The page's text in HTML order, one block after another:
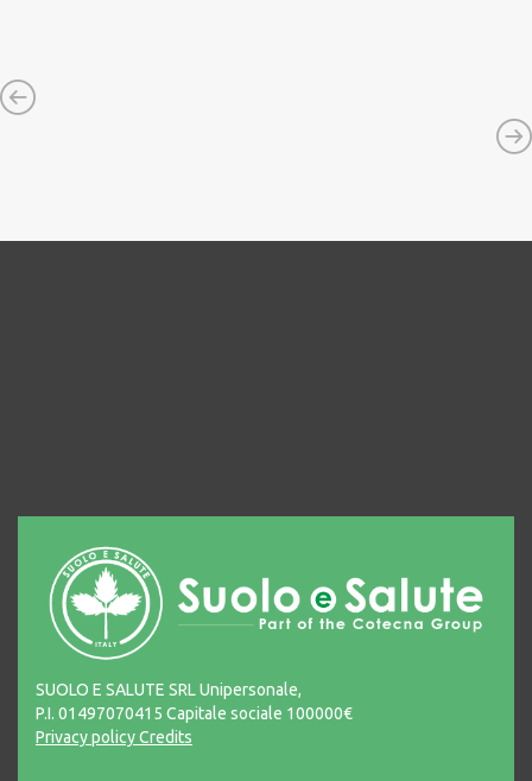
SUOLO E SALUTE SRL Unipersonale,
P.I. 01497070415 Capitale sociale 100000€
Privacy policyCredits